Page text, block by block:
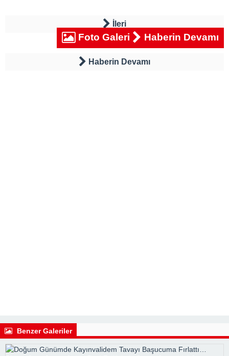
İleri
Foto Galeri Haberin Devamı
Haberin Devamı
Benzer Galeriler